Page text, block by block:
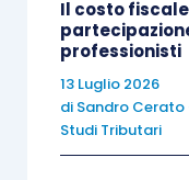
di ripartizione
semplice ai soci
quota del
corrispondente
non affittatio al
Il costo
professionisti
13 Luglio 2026
di Sandro
Studi Tributari